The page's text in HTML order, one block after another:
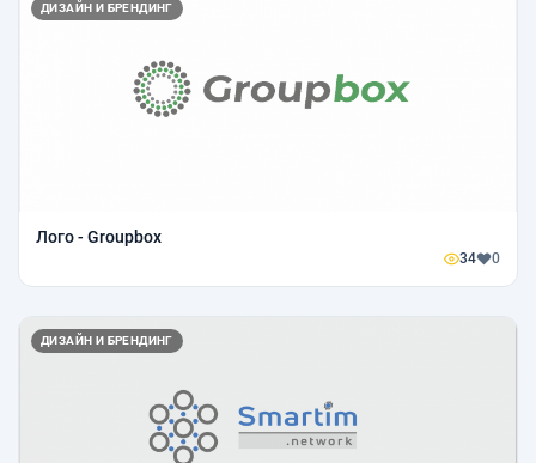
ДИЗАЙН И БРЕНДИНГ
Лого - Groupbox
34 0
ДИЗАЙН И БРЕНДИНГ